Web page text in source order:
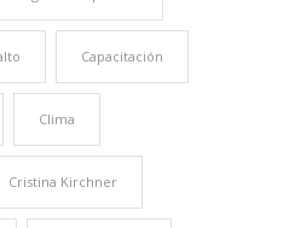
Capacitación
Clima
Cristina Kirchner